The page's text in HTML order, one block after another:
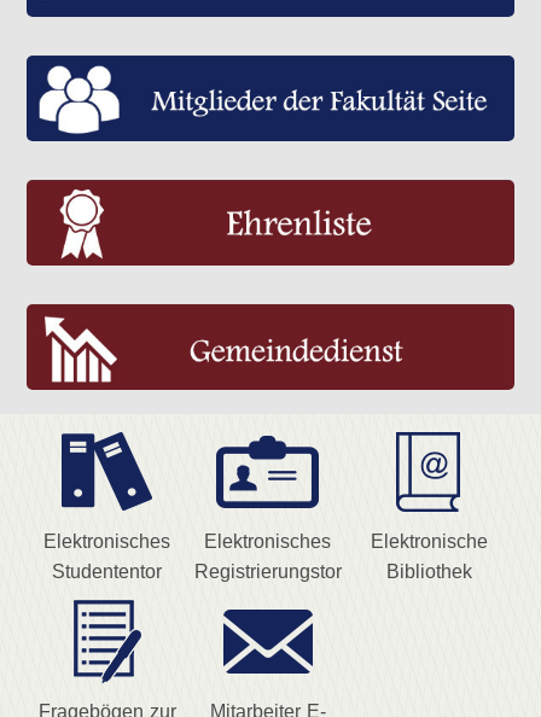
Elektronisches
Studententor
Elektronisches
Registrierungstor
Elektronische
Bibliothek